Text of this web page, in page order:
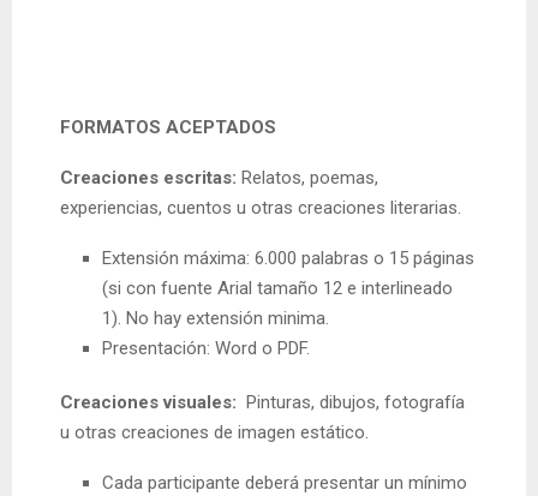
FORMATOS ACEPTADOS
Creaciones escritas: Relatos, poemas,
experiencias, cuentos u otras creaciones literarias.
Extensión máxima: 6.000 palabras o 15 páginas
(si con fuente Arial tamaño 12 e interlineado
1). No hay extensión minima.
Presentación: Word o PDF.
Creaciones visuales: Pinturas, dibujos, fotografía
u otras creaciones de imagen estático.
Cada participante deberá presentar un mínimo